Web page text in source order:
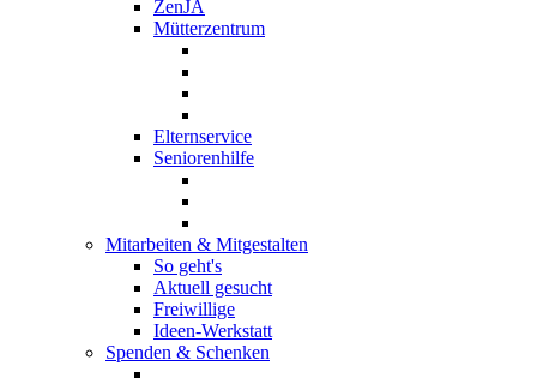
ZenJA
Mütterzentrum
Elternservice
Seniorenhilfe
Mitarbeiten & Mitgestalten
So geht's
Aktuell gesucht
Freiwillige
Ideen-Werkstatt
Spenden & Schenken